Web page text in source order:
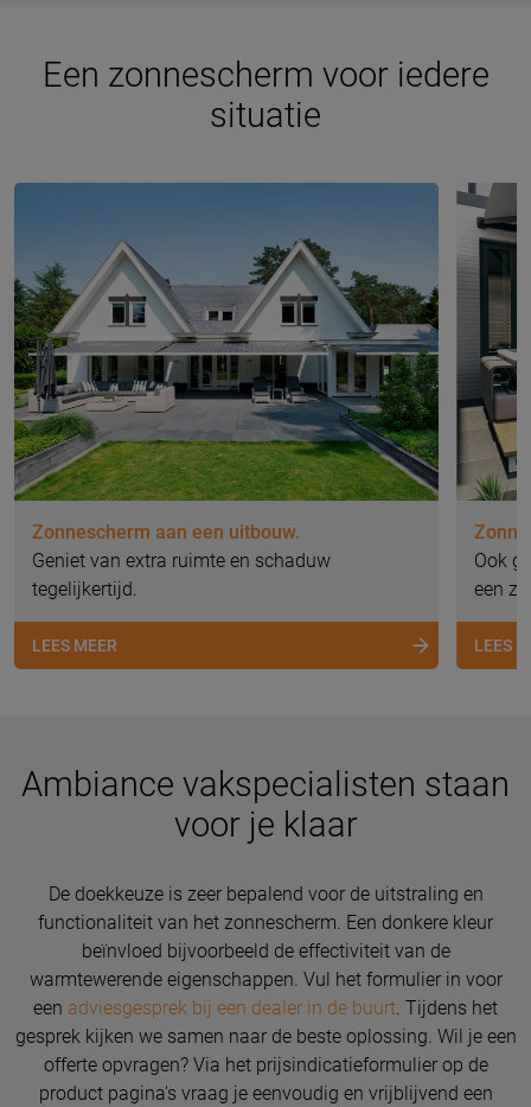
Een zonnescherm voor iedere
situatie
Zonnescherm aan een uitbouw.
Geniet van extra ruimte en schaduw
tegelijkertijd.
LEES MEER
Ook
een
LEES
Ambiance vakspecialisten staan
voor je klaar
De doekkeuze is zeer bepalend voor de uitstraling en
functionaliteit van het zonnescherm. Een donkere kleur
beïnvloed bijvoorbeeld de effectiviteit van de
warmtewerende eigenschappen. Vul het formulier in voor
een adviesgesprek bij een dealer in de buurt. Tijdens het
gesprek kijken we samen naar de beste oplossing. Wil je een
offerte opvragen? Via het prijsindicatieformulier op de
product pagina's vraag je eenvoudig en vrijblijvend een